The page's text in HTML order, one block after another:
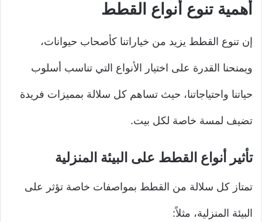
أهمية تنوع أنواع القطط
إن تنوع القطط يزيد من خياراتنا كأصحاب حيوانات،
ويمنحنا القدرة على اختيار الأنواع التي تناسب أسلوب
حياتنا واحتياجاتنا، حيث تساهم كل سلالة بمميزات فريدة
تضيف لمسة خاصة لكل بيت.
تأثير أنواع القطط على البيئة المنزلية
تمتاز كل سلالة من القطط بمواصفات خاصة تؤثر على
البيئة المنزلية، مثلاً: